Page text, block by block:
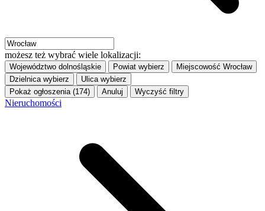
możesz też wybrać wiele lokalizacji:
Województwo dolnośląskie Powiat wybierz Miejscowość Wrocław
Dzielnica wybierz Ulica wybierz
Pokaż ogłoszenia (174)
Anuluj Wyczyść filtry
Nieruchomości